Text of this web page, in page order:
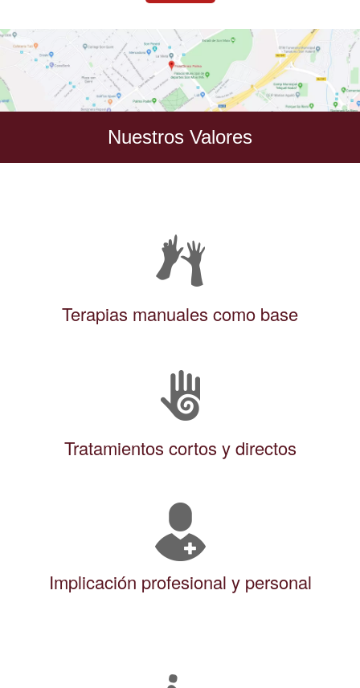
Nuestros Valores
Terapias manuales como base
Tratamientos cortos y directos
Implicación profesional y personal